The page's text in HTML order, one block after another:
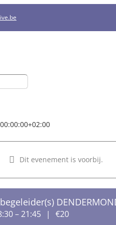
Dit evenement is voorbij.
–21:45 | €20